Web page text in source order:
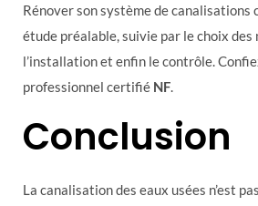
Rénover son système de canalisations
étude préalable, suivie par le choix des
l’installation et enfin le contrôle.
professionnel certifié NF.
Conclusion
La canalisation des eaux usées n’est